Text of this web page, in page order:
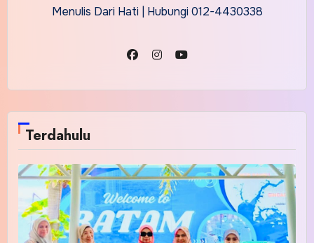
Menulis Dari Hati | Hubungi 012-4430338
Terdahulu